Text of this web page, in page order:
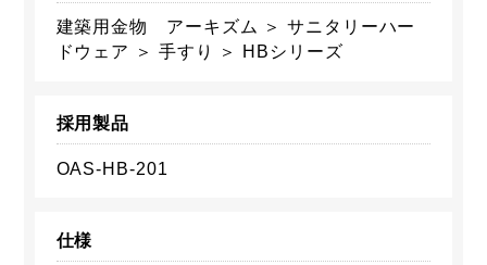
建築用金物 アーキズム ＞ サニタリーハー
ドウェア ＞ 手すり ＞ HBシリーズ
採用製品
OAS-HB-201
仕様